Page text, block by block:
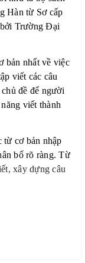
Hàn từ Sơ cấp
Trường Đại
bản nhất về việc
viết các câu
đề để người
viết thành
từ cơ bản nhập
bố rõ ràng. Từ
xây dựng câu